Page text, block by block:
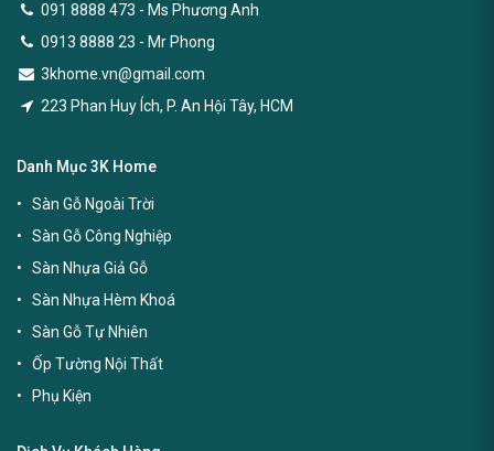
091 8888 473 - Ms Phương Anh
0913 8888 23 - Mr Phong
3khome.vn@gmail.com
223 Phan Huy Ích, P. An Hội Tây, HCM
Danh Mục 3K Home
Sàn Gỗ Ngoài Trời
Sàn Gỗ Công Nghiệp
Sàn Nhựa Giả Gỗ
Sàn Nhựa Hèm Khoá
Sàn Gỗ Tự Nhiên
Ốp Tường Nội Thất
Phụ Kiện